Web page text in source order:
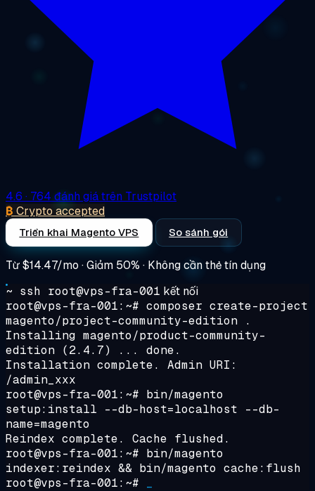
4.6 · 764 đánh giá trên Trustpilot
₿ Crypto accepted
Triển khai Magento VPS So sánh gói
Từ$14.47/mo · Giảm 50% · Không cần thẻ tín dụng
~ ssh root@vps-fra-001 kết nối
root@vps-fra-001:~# composer create-project
magento/project-community-edition .
Installing magento/product-community-
edition (2.4.7) ... done.
Installation complete. Admin URI:
/admin_xxx
root@vps-fra-001:~# bin/magento
setup:install --db-host=localhost --db-
name=magento
Reindex complete. Cache flushed.
root@vps-fra-001:~# bin/magento
indexer:reindex && bin/magento cache:flush
root@vps-fra-001:~#